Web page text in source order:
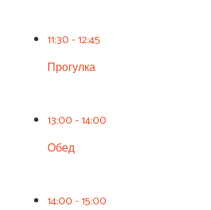
11:30 - 12:45
Прогулка
13:00 - 14:00
Обед
14:00 - 15:00